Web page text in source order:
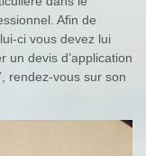
Afin de
ci vous devez lui
un devis d’application
rendez-vous sur son